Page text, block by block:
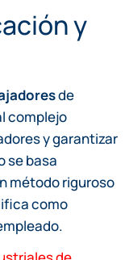
y
de
complejo
y garantizar
se basa
método riguroso
como